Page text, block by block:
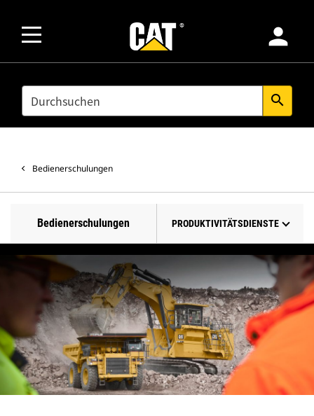
person
SEARCH search
Bedienerschulungen
Bedienerschulungen PRODUKTIVITÄTSDIENSTE